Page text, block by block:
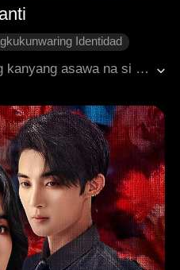
Identidad
Nadiskubre ni Diana na ang kanyang asawa na si Victor ay may relasyon sa kanyang matalik na kaibigan na si Claire. Nakulong sa isang kasal na puno ng panlilinlang at pang-aabuso, inimbitahan niya ang 19-taong gulang na anak ni Claire na si Leo upang manirahan sa kanya bilang paghihiganti. Ngunit matagal nang lihim na umiibig si Leo kay Diana. Ang sinimulan bilang isang planadong hakbang ay naging isang tunay na koneksyon, na pinilit silang harapin ang mga banta mula sa crypto scam, blackmail, at marahas na komprontasyon. Sa huli, kailangan nilang pumili sa pagitan ng pagkasira at pagtubos.